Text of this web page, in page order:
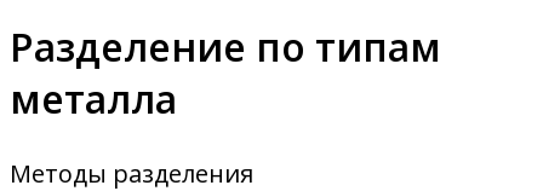
Разделение по типам
металла
Методы разделения